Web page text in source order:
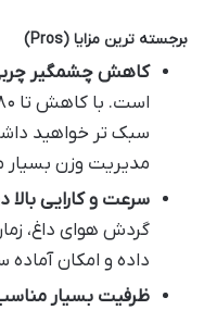
برجسته ترین مزایا (Pros)
کاهش چشمگیر
سبک تر خواهید
مدیریت وزن
سرعت و کارایی
گردش هوای داغ،
داده و امکان آماده
ظرفیت بسیار مناسب